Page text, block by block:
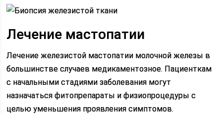
Лечение мастопатии
Лечение железистой мастопатии молочной железы в
большинстве случаев медикаментозное. Пациенткам
с начальными стадиями заболевания могут
назначаться фитопрепараты и физиопроцедуры с
целью уменьшения проявления симптомов.